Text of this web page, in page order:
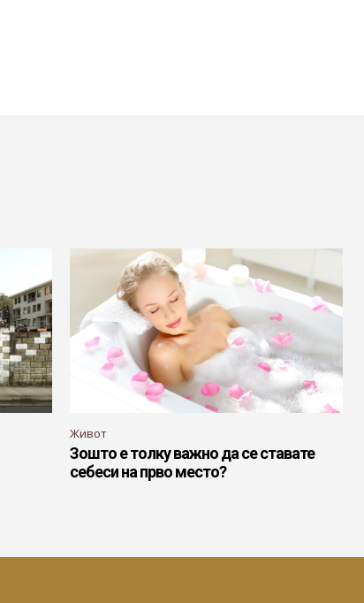
Живот
Зошто е толку важно да се ставате
себеси на прво место?